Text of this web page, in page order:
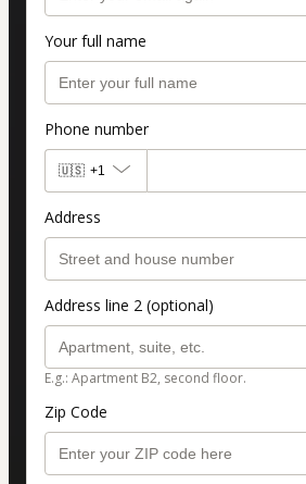
Your full name
Phone number
🇺🇸 +1
Address
Address line 2 (optional)
E.g.: Apartment B2, second floor.
Zip Code